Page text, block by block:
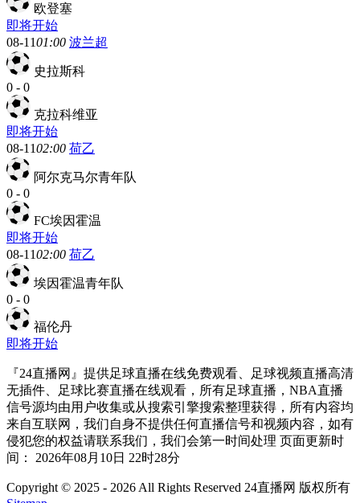
欧登塞
即将开始
08-1101:00 波兰超
史拉斯科
0 - 0
克拉科维亚
即将开始
08-1102:00 荷乙
阿尔克马尔青年队
0 - 0
FC埃因霍温
即将开始
08-1102:00 荷乙
埃因霍温青年队
0 - 0
福伦丹
即将开始
『24直播网』提供足球直播在线免费观看、足球视频直播高清
无插件、足球比赛直播在线观看，所有足球直播，NBA直播
信号源均由用户收集或从搜索引擎搜索整理获得，所有内容均
来自互联网，我们自身不提供任何直播信号和视频内容，如有
侵犯您的权益请联系我们，我们会第一时间处理 页面更新时
间： 2026年08月10日 22时28分
Copyright © 2025 - 2026 All Rights Reserved 24直播网 版权所有